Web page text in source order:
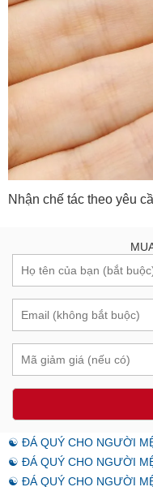
Nhận chế tác theo yêu
☯ ĐÁ QUÝ CHO NGƯỜI
☯ ĐÁ QUÝ CHO NGƯỜI
☯ ĐÁ QUÝ CHO NGƯỜI